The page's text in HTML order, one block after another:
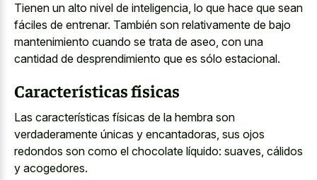
Tienen un alto nivel de inteligencia, lo que hace que sean
fáciles de entrenar. También son relativamente de bajo
mantenimiento cuando se trata de aseo, con una
cantidad de desprendimiento que es sólo estacional.
Características físicas
Las características físicas de la hembra son
verdaderamente únicas y encantadoras, sus ojos
redondos son como el chocolate líquido: suaves, cálidos
y acogedores.